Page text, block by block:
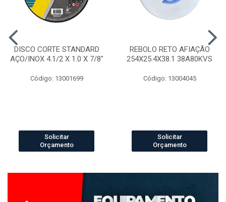
DISCO CORTE STANDARD
AÇO/INOX 4.1/2 X 1.0 X 7/8"
Código: 13001699
Solicitar
Orçamento
REBOLO RETO AFIAÇÃO
254X25.4X38.1 38A80KVS
Código: 13004045
Solicitar
Orçamento